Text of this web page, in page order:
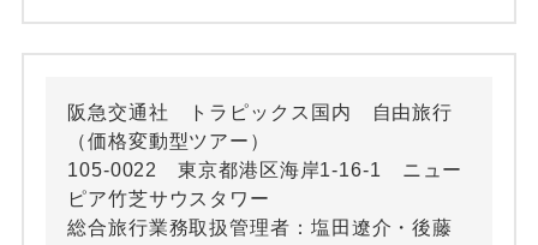
阪急交通社 トラピックス国内 自由旅行
（価格変動型ツアー）
105-0022 東京都港区海岸1-16-1 ニュー
ピア竹芝サウスタワー
総合旅行業務取扱管理者：塩田遼介・後藤